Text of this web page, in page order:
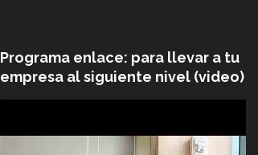
Programa enlace: para llevar a tu
empresa al siguiente nivel (video)